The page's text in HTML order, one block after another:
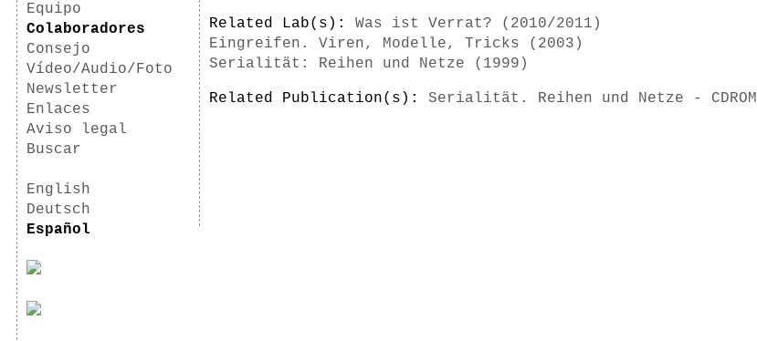
Equipo
Colaboradores
Consejo
Vídeo/Audio/Foto
Newsletter
Enlaces
Aviso legal
Buscar
English
Deutsch
Español
Related Lab(s): Was ist Verrat? (2010/2011)
Eingreifen. Viren, Modelle, Tricks (2003)
Serialität: Reihen und Netze (1999)
Related Publication(s): Serialität. Reihen und Netze - CDROM